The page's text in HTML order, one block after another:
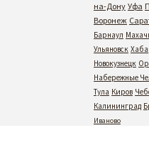
на-Дону Уфа
Воронеж
Барнаул
Ульяновск
Новокузнецк
Набережные
Тула Киров
Калининград
Иваново